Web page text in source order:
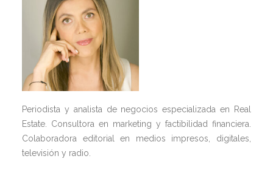
Periodista y analista de negocios especializada en Real
Estate. Consultora en marketing y factibilidad financiera.
Colaboradora editorial en medios impresos, digitales,
televisión y radio.